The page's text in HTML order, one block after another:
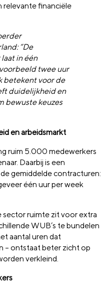
relevante financiële
“De
in één
twee uur
betekent voor de
duidelijkheid en
bewuste keuzes
en arbeidsmarkt
ruim 5.000 medewerkers
Daarbij is een
gemiddelde contracturen:
één uur per week
sector ruimte zit voor extra
WUB’s te bundelen
aantal uren dat
– ontstaat beter zicht op
verkleind.